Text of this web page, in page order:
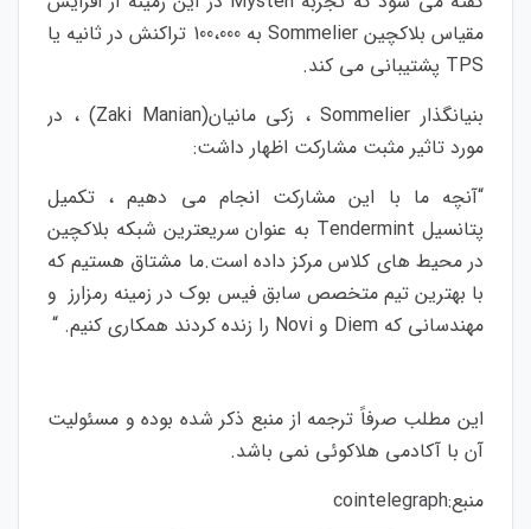
مقیاس بلاکچین Sommelier به 100،000 تراکنش در ثانیه یا
TPS پشتیبانی می کند.
بنیانگذار Sommelier ، زکی مانیان(Zaki Manian) ، در
مورد تاثیر مثبت مشارکت اظهار داشت:
“آنچه ما با این مشارکت انجام می دهیم ، تکمیل
پتانسیل Tendermint به عنوان سریعترین شبکه بلاکچین
در محیط های کلاس مرکز داده است.ما مشتاق هستیم که
با بهترین تیم متخصص سابق فیس بوک در زمینه رمزارز و
مهندسانی که Diem و Novi را زنده کردند همکاری کنیم. “
این مطلب صرفاً ترجمه از منبع ذکر شده بوده و مسئولیت
آن با آکادمی هلاکوئی نمی باشد.
منبع:cointelegraph